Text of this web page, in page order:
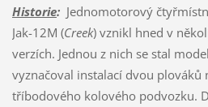
Historie:Jednomotorový
Jak-12M (Creek) vznikl hned v
verzích. Jednou z nich se stal
vyznačoval instalací dvou
tříbodového kolového podvozku.